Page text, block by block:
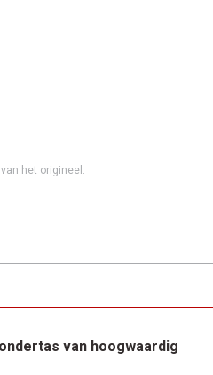
het origineel.
van hoogwaardig